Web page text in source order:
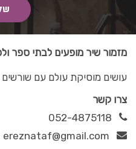
מזמור שיר מופעים לבתי ספר
עושים מוסיקת עולם עם שורשים
צרו קשר
052-4875118
ereznataf@gmail.com